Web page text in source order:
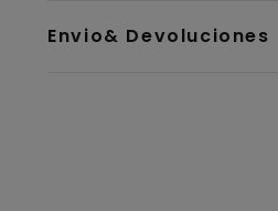
Envio& Devoluciones